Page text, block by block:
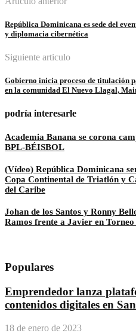
República Dominicana es sede del
y diplomacia cibernética
Siguiente articulo
Gobierno inicia proceso de titulación
en la comunidad El Nuevo Llagal,
podría interesarle
Academia Banana se corona
BPL-BÉISBOL
(Vídeo) República Dominicana
Copa Continental de Triatlón y
del Caribe
Johan de los Santos y Ronny
Ramos frente a Javier en
Populares
Emprendedor lanza
contenidos digitales en
18 de enero de 2023